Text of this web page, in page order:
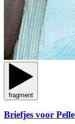
fragment
Briefjes voor Pelle